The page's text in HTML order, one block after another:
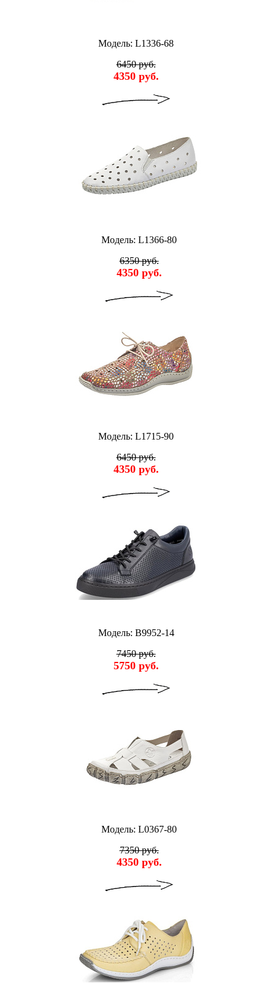
Модель: L1336-68
6450 руб.
4350 руб.
Модель: L1366-80
6350 руб.
4350 руб.
Модель: L1715-90
6450 руб.
4350 руб.
Модель: B9952-14
7450 руб.
5750 руб.
Модель: L0367-80
7350 руб.
4350 руб.